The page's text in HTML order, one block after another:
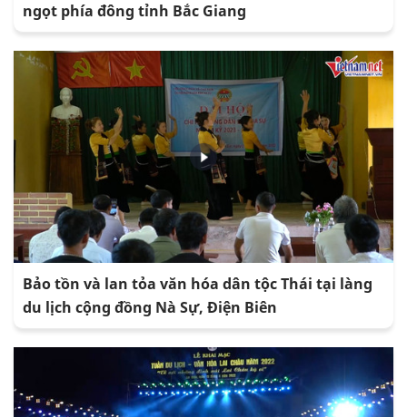
ngọt phía đông tỉnh Bắc Giang
Bảo tồn và lan tỏa văn hóa dân tộc Thái tại làng
du lịch cộng đồng Nà Sự, Điện Biên